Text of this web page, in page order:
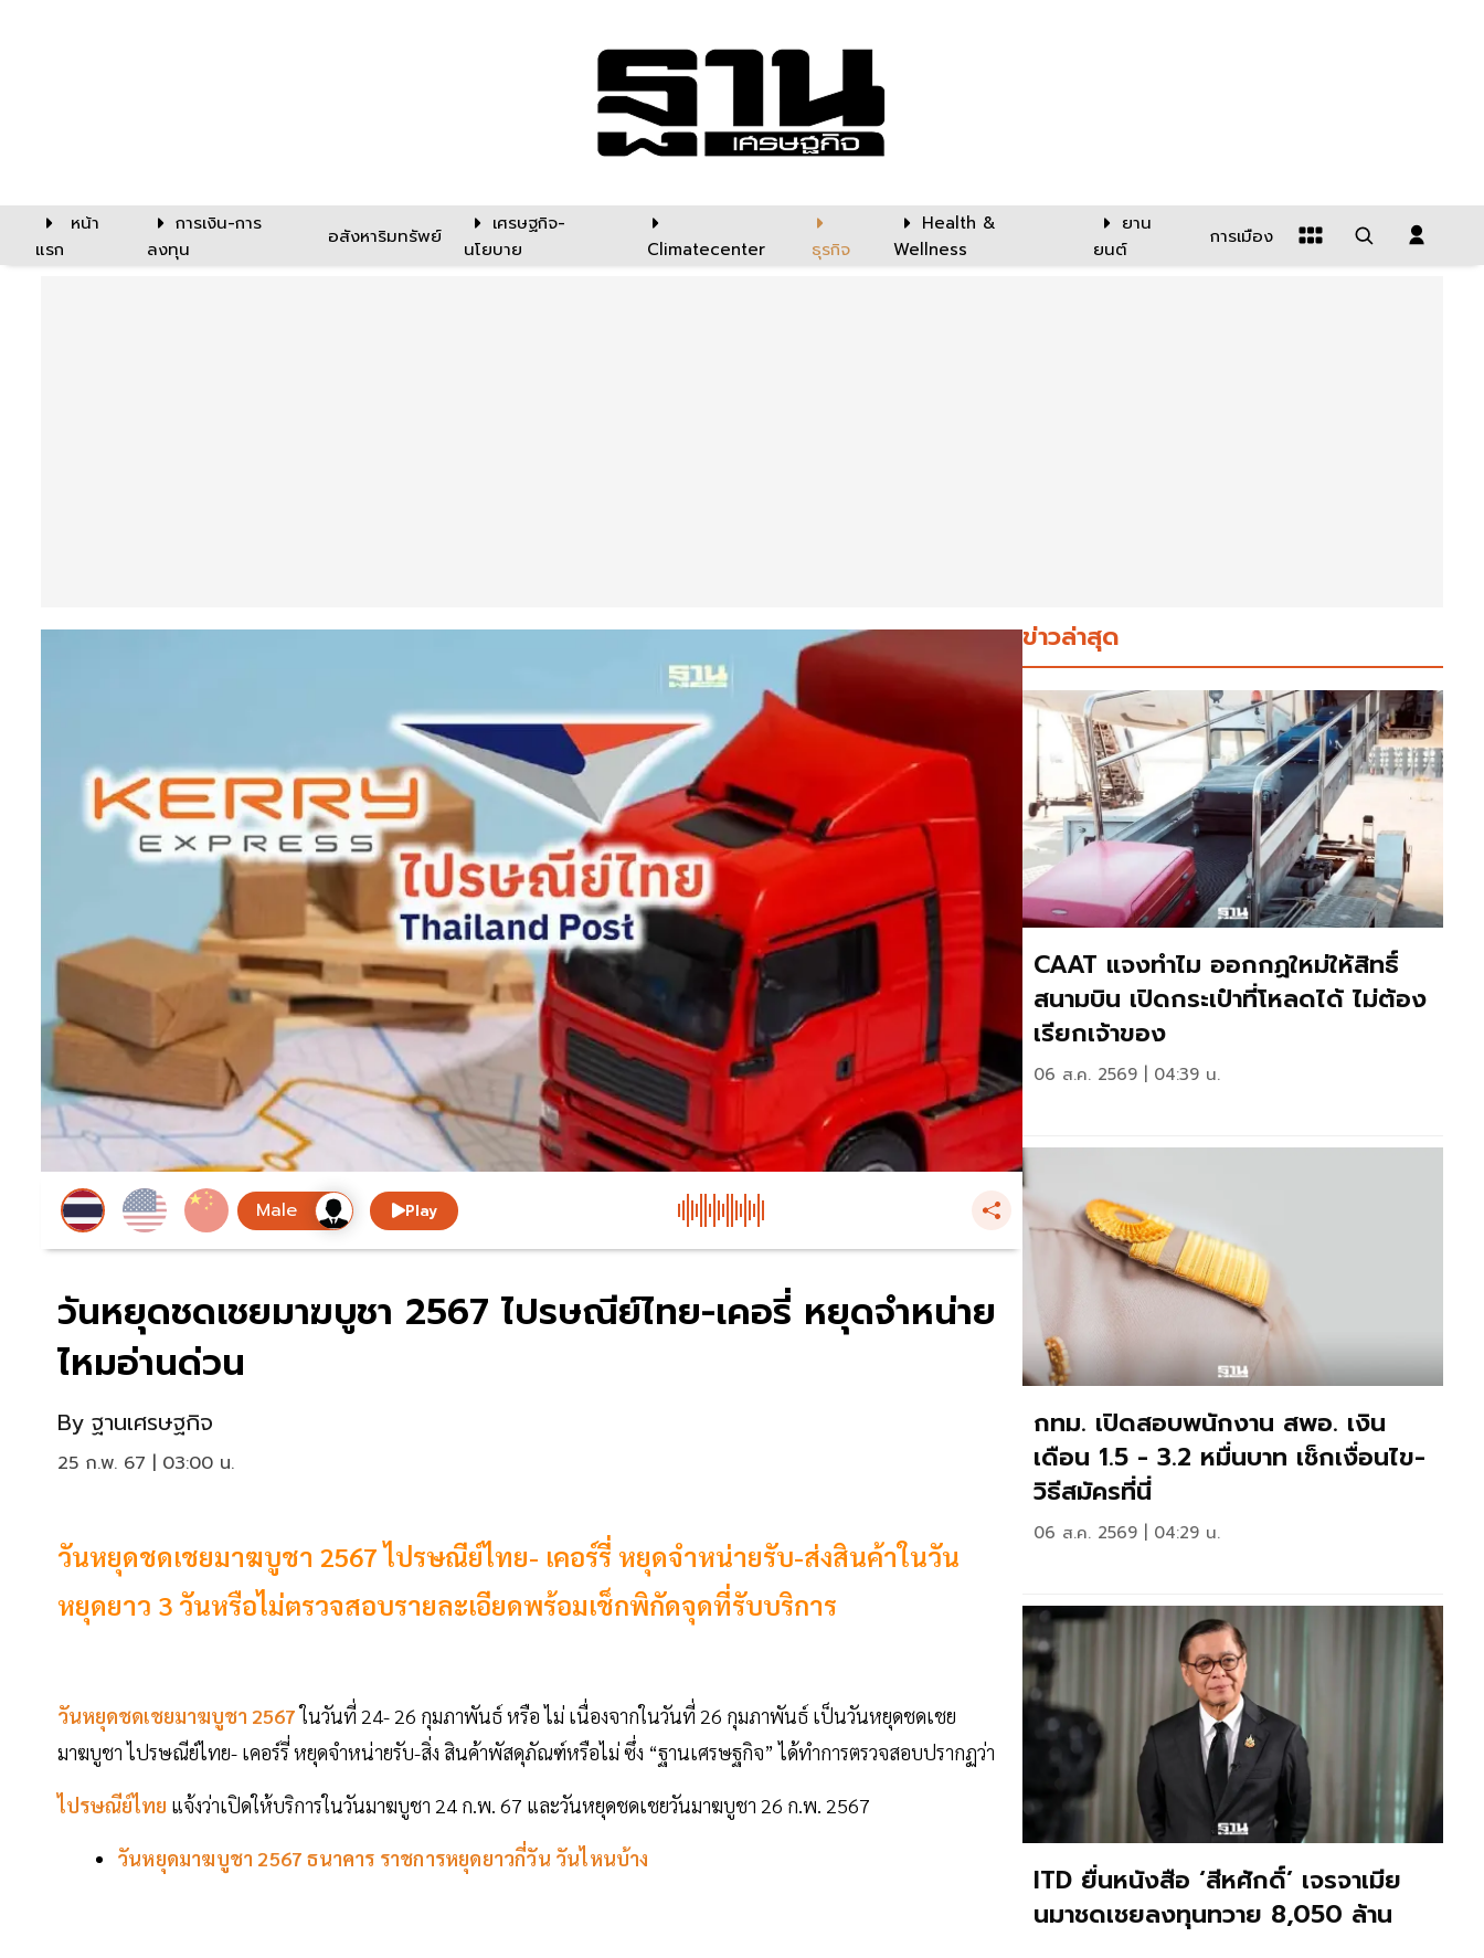
หน้า
แรก
การเงิน-การ
ลงทุน
อสังหาริมทรัพย์
เศรษฐกิจ-
นโยบาย
Climatecenter ธุรกิจ
Health &
Wellness
ยาน
ยนต์
การเมือง
Play
วันหยุดชดเชยมาฆบูชา 2567 ไปรษณีย์ไทย-เคอรี่ หยุดจำหน่าย
ไหมอ่านด่วน
By ฐานเศรษฐกิจ
25 ก.พ. 67 | 03:00 น.
วันหยุดชดเชยมาฆบูชา 2567 ไปรษณีย์ไทย- เคอร์รี่ หยุดจำหน่ายรับ-ส่งสินค้าในวัน
หยุดยาว 3 วันหรือไม่ตรวจสอบรายละเอียดพร้อมเช็กพิกัดจุดที่รับบริการ
วันหยุดชดเชยมาฆบูชา 2567ในวันที่ 24- 26 กุมภาพันธ์ หรือ ไม่ เนื่องจากในวันที่ 26 กุมภาพันธ์ เป็นวันหยุดชดเชย
มาฆบูชา ไปรษณีย์ไทย- เคอร์รี่ หยุดจำหน่ายรับ-สิ่ง สินค้าพัสดุภัณฑ์หรือไม่ ซึ่ง “ฐานเศรษฐกิจ” ได้ทำการตรวจสอบปรากฏว่า
ไปรษณีย์ไทย แจ้งว่าเปิดให้บริการในวันมาฆบูชา 24 ก.พ. 67 และวันหยุดชดเชยวันมาฆบูชา 26 ก.พ. 2567
วันหยุดมาฆบูชา 2567 ธนาคาร ราชการหยุดยาวกี่วัน วันไหนบ้าง
ข่าวล่าสุด
CAAT แจงทำไม ออกกฏใหม่ให้สิทธิ์
สนามบิน เปิดกระเป๋าที่โหลดได้ ไม่ต้อง
เรียกเจ้าของ
06 ส.ค. 2569 | 04:39 น.
กทม. เปิดสอบพนักงาน สพอ. เงิน
เดือน 1.5 - 3.2 หมื่นบาท เช็กเงื่อนไข-
วิธีสมัครที่นี่
06 ส.ค. 2569 | 04:29 น.
ITD ยื่นหนังสือ ‘สีหศักดิ์’ เจรจาเมีย
นมาชดเชยลงทุนทวาย 8,050 ล้าน